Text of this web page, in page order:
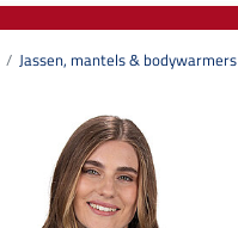
Jassen, mantels & bodywarmers